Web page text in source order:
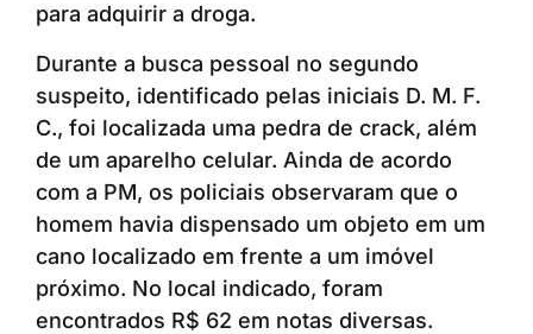
para adquirir a droga.
Durante a busca pessoal no segundo
suspeito, identificado pelas iniciais D. M. F.
C., foi localizada uma pedra de crack, além
de um aparelho celular. Ainda de acordo
com a PM, os policiais observaram que o
homem havia dispensado um objeto em um
cano localizado em frente a um imóvel
próximo. No local indicado, foram
encontrados R$ 62 em notas diversas.